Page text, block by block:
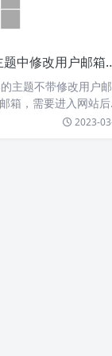
改用户邮箱的简单方法
主题不带修改用户
箱，需要进入网站后
2023-